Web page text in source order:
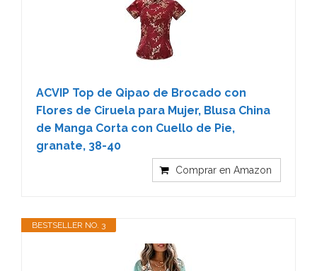
ACVIP Top de Qipao de Brocado con
Flores de Ciruela para Mujer, Blusa China
de Manga Corta con Cuello de Pie,
granate, 38-40
Comprar en Amazon
BESTSELLER NO. 3